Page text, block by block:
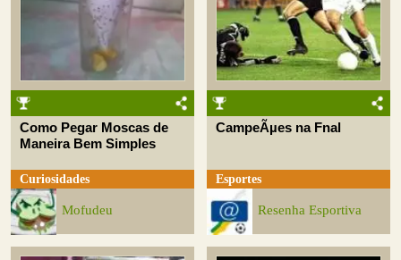
Como Pegar Moscas de
Maneira Bem Simples
Curiosidades
Mofudeu
CampeÃµes na Fnal
Esportes
Resenha Esportiva